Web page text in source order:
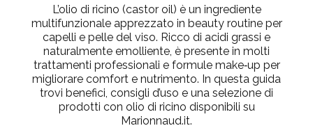
L’olio di ricino (castor oil) è un ingrediente
multifunzionale apprezzato in beauty routine per
capelli e pelle del viso. Ricco di acidi grassi e
naturalmente emolliente, è presente in molti
trattamenti professionali e formule make‑up per
migliorare comfort e nutrimento. In questa guida
trovi benefici, consigli d’uso e una selezione di
prodotti con olio di ricino disponibili su
Marionnaud.it.